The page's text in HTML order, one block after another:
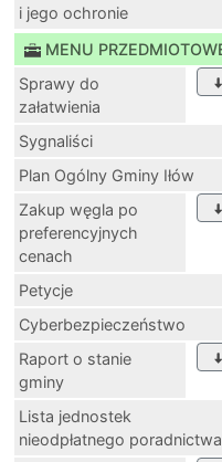
i jego ochronie
MENU
Sprawy do
załatwienia
Sygnaliści
Plan Ogólny Gminy Iłów
Zakup węgla po
preferencyjnych
cenach
Petycje
Cyberbezpieczeństwo
Raport o stanie
gminy
Lista jednostek
nieodpłatnego poradnictwa